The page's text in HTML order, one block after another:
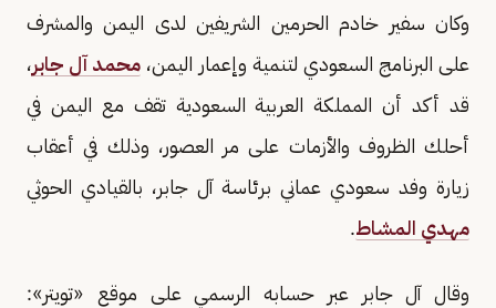
وكان سفير خادم الحرمين الشريفين لدى اليمن والمشرف
على البرنامج السعودي لتنمية وإعمار اليمن، محمد آل جابر،
قد أكد أن المملكة العربية السعودية تقف مع اليمن في
أحلك الظروف والأزمات على مر العصور، وذلك في أعقاب
زيارة وفد سعودي عماني برئاسة آل جابر، بالقيادي الحوثي
مهدي المشاط.
وقال آل جابر عبر حسابه الرسمي على موقع «تويتر»: